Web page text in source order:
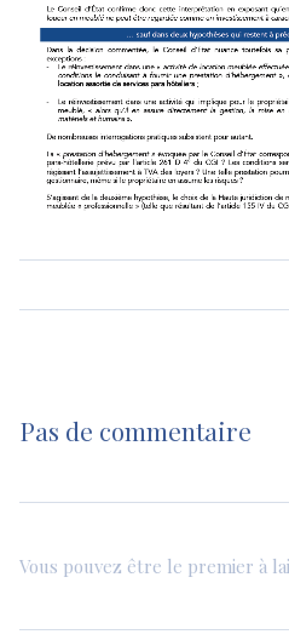
Pas de commentaire
Vous pouvez être le premier à